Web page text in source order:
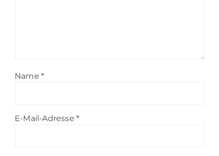
Name *
E-Mail-Adresse *